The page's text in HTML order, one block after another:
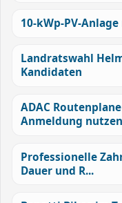
10-kWp-PV-
Landratswahl
Kandidaten
ADAC
Anmeldung
Professionelle
Dauer und R...